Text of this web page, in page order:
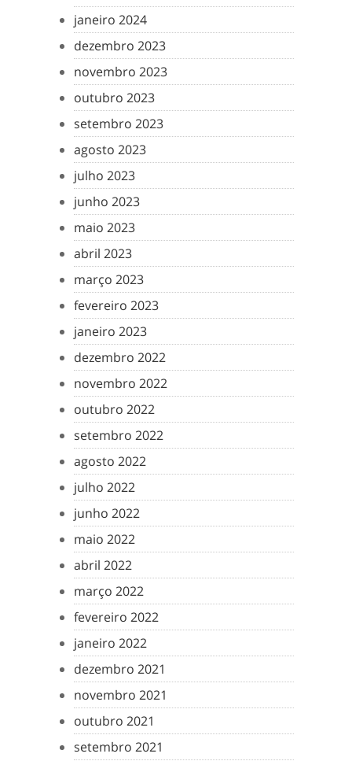
janeiro 2024
dezembro 2023
novembro 2023
outubro 2023
setembro 2023
agosto 2023
julho 2023
junho 2023
maio 2023
abril 2023
março 2023
fevereiro 2023
janeiro 2023
dezembro 2022
novembro 2022
outubro 2022
setembro 2022
agosto 2022
julho 2022
junho 2022
maio 2022
abril 2022
março 2022
fevereiro 2022
janeiro 2022
dezembro 2021
novembro 2021
outubro 2021
setembro 2021